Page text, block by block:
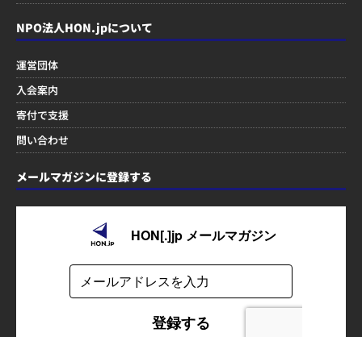
NPO法人HON.jpについて
運営団体
入会案内
寄付で支援
問い合わせ
メールマガジンに登録する